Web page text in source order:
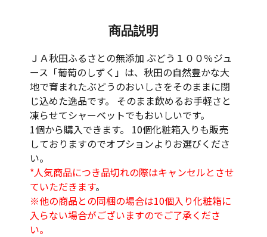
商品説明
ＪＡ秋田ふるさとの無添加 ぶどう１００％ジュ
ース「葡萄のしずく」は、秋田の自然豊かな大
地で育まれたぶどうのおいしさをそのままに閉
じ込めた逸品です。 そのまま飲めるお手軽さと
凍らせてシャーベットでもおいしいです。
1個から購入できます。 10個化粧箱入りも販売
しておりますのでオプションよりお選びくださ
い。
*人気商品につき品切れの際はキャンセルとさせ
ていただきます。
※他の商品との同梱の場合は10個入り化粧箱に
入らない場合がございますのでご了承くださ
い。